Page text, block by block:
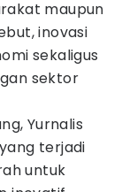
maupun
inovasi
sekaligus
sektor
Yurnalis
terjadi
untuk